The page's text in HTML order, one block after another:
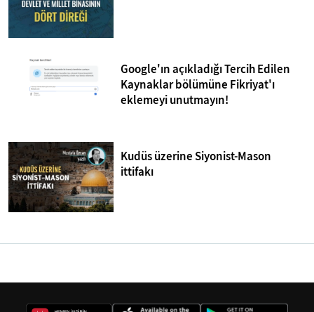
Google'ın açıkladığı Tercih Edilen
Kaynaklar bölümüne Fikriyat'ı
eklemeyi unutmayın!
Kudüs üzerine Siyonist-Mason
ittifakı